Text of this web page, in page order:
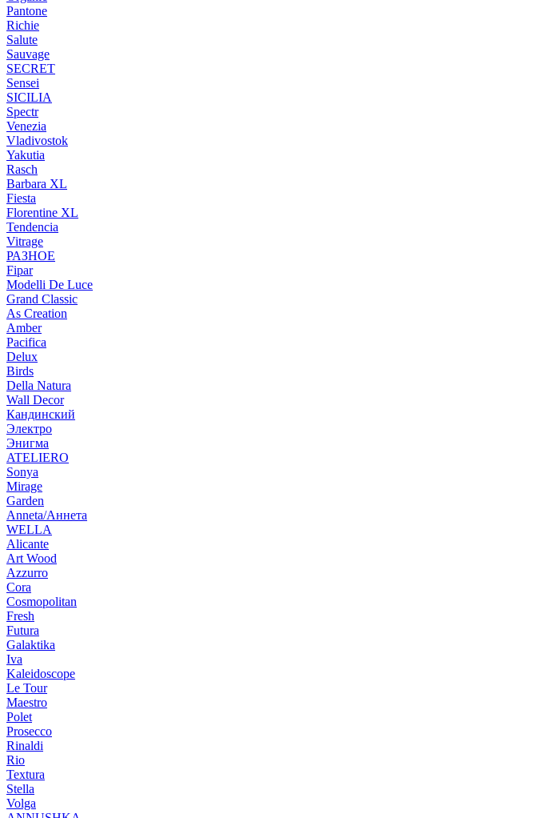
Pantone
Richie
Salute
Sauvage
SECRET
Sensei
SICILIA
Spectr
Venezia
Vladivostok
Yakutia
Rasch
Barbara XL
Fiesta
Florentine XL
Tendencia
Vitrage
РАЗНОЕ
Fipar
Modelli De Luce
Grand Classic
As Creation
Amber
Pacifica
Delux
Birds
Della Natura
Wall Decor
Кандинский
Электро
Энигма
ATELIERO
Sonya
Mirage
Garden
Anneta/Аннета
WELLA
Alicante
Art Wood
Azzurro
Cora
Cosmopolitan
Fresh
Futura
Galaktika
Iva
Kaleidoscope
Le Tour
Maestro
Polet
Prosecco
Rinaldi
Rio
Textura
Stella
Volga